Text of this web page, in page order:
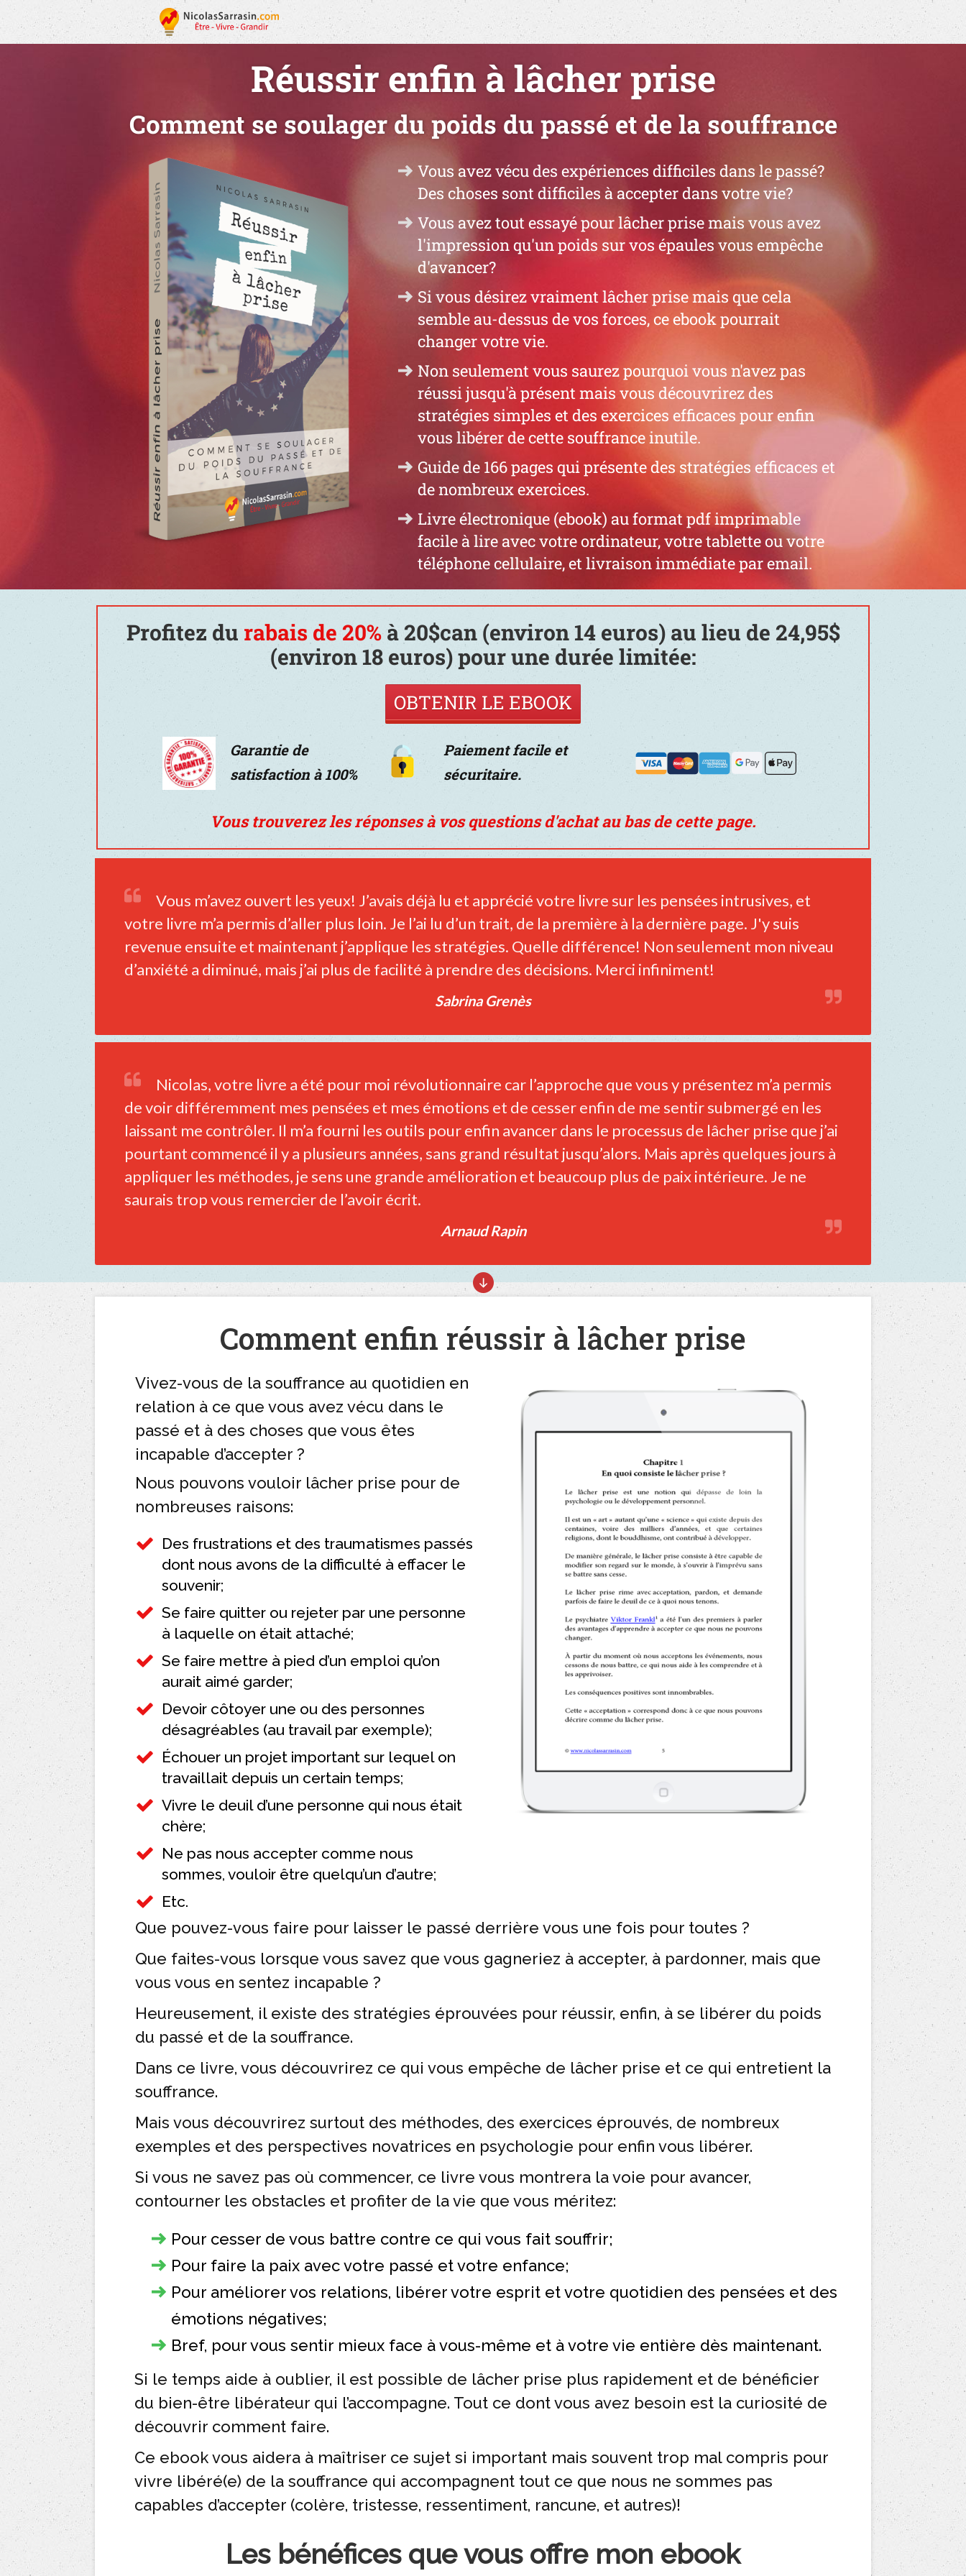
Réussir enfin à lâcher prise
Comment se soulager du poids du passé et de la souffrance
Vous avez vécu des expériences difficiles dans le passé?
Des choses sont difficiles à accepter dans votre vie?
Vous avez tout essayé pour lâcher prise mais vous avez
l'impression qu'un poids sur vos épaules vous empêche
d'avancer?
Si vous désirez vraiment lâcher prise mais que cela
semble au-dessus de vos forces, ce ebook pourrait
changer votre vie.
Non seulement vous saurez pourquoi vous n'avez pas
réussi jusqu'à présent mais vous découvrirez des
stratégies simples et des exercices efficaces pour enfin
vous libérer de cette souffrance inutile.
Guide de 166 pages qui présente des stratégies efficaces et
de nombreux exercices.
Livre électronique (ebook) au format pdf imprimable
facile à lire avec votre ordinateur, votre tablette ou votre
téléphone cellulaire, et livraison immédiate par email.
Profitez du rabais de 20%à 20$can (environ 14 euros) au lieu de 24,95$
(environ 18 euros) pour une durée limitée:
OBTENIR LE EBOOK
Garantie de
satisfaction à 100%
Paiement facile et
sécuritaire.
Vous trouverez les réponses à vos questions d'achat au bas de cette page.
Vous m’avez ouvert les yeux! J’avais déjà lu et apprécié votre livre sur les pensées intrusives, et
votre livre m’a permis d’aller plus loin. Je l’ai lu d’un trait, de la première à la dernière page. J'y suis
revenue ensuite et maintenant j’applique les stratégies. Quelle différence! Non seulement mon niveau
d’anxiété a diminué, mais j’ai plus de facilité à prendre des décisions. Merci infiniment!
Sabrina Grenès
Nicolas, votre livre a été pour moi révolutionnaire car l’approche que vous y présentez m’a permis
de voir différemment mes pensées et mes émotions et de cesser enfin de me sentir submergé en les
laissant me contrôler. Il m’a fourni les outils pour enfin avancer dans le processus de lâcher prise que j’ai
pourtant commencé il y a plusieurs années, sans grand résultat jusqu’alors. Mais après quelques jours à
appliquer les méthodes, je sens une grande amélioration et beaucoup plus de paix intérieure. Je ne
saurais trop vous remercier de l’avoir écrit.
Arnaud Rapin
Comment enfin réussir à lâcher prise
Vivez-vous de la souffrance au quotidien en
relation à ce que vous avez vécu dans le
passé et à des choses que vous êtes
incapable d’accepter ?
Nous pouvons vouloir lâcher prise pour de
nombreuses raisons:
Des frustrations et des traumatismes passés
dont nous avons de la difficulté à effacer le
souvenir;
Se faire quitter ou rejeter par une personne
à laquelle on était attaché;
Se faire mettre à pied d’un emploi qu’on
aurait aimé garder;
Devoir côtoyer une ou des personnes
désagréables (au travail par exemple);
Échouer un projet important sur lequel on
travaillait depuis un certain temps;
Vivre le deuil d’une personne qui nous était
chère;
Ne pas nous accepter comme nous
sommes, vouloir être quelqu’un d’autre;
Etc.
Que pouvez-vous faire pour laisser le passé derrière vous une fois pour toutes ?
Que faites-vous lorsque vous savez que vous gagneriez à accepter, à pardonner, mais que
vous vous en sentez incapable ?
Heureusement, il existe des stratégies éprouvées pour réussir, enfin, à se libérer du poids
du passé et de la souffrance.
Dans ce livre, vous découvrirez ce qui vous empêche de lâcher prise et ce qui entretient la
souffrance.
Mais vous découvrirez surtout des méthodes, des exercices éprouvés, de nombreux
exemples et des perspectives novatrices en psychologie pour enfin vous libérer.
Si vous ne savez pas où commencer, ce livre vous montrera la voie pour avancer,
contourner les obstacles et profiter de la vie que vous méritez:
Pour cesser de vous battre contre ce qui vous fait souffrir;
Pour faire la paix avec votre passé et votre enfance;
Pour améliorer vos relations, libérer votre esprit et votre quotidien des pensées et des
émotions négatives;
Bref, pour vous sentir mieux face à vous-même et à votre vie entière dès maintenant.
Si le temps aide à oublier, il est possible de lâcher prise plus rapidement et de bénéficier
du bien-être libérateur qui l’accompagne. Tout ce dont vous avez besoin est la curiosité de
découvrir comment faire.
Ce ebook vous aidera à maîtriser ce sujet si important mais souvent trop mal compris pour
vivre libéré(e) de la souffrance qui accompagnent tout ce que nous ne sommes pas
capables d’accepter (colère, tristesse, ressentiment, rancune, et autres)!
Les bénéfices que vous offre mon ebook